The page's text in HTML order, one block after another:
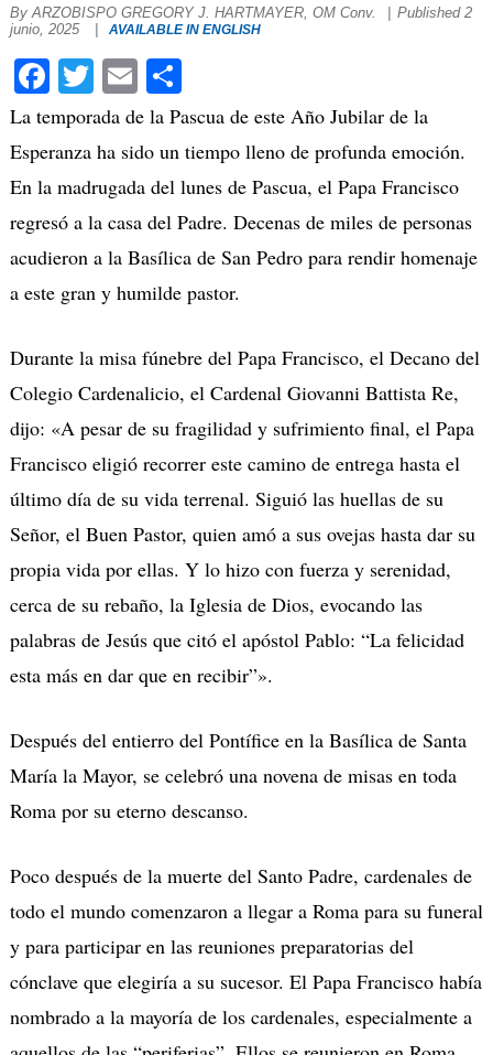
By ARZOBISPO GREGORY J. HARTMAYER, OM Conv.
Published 2
junio, 2025
AVAILABLE IN ENGLISH
Facebook
Twitter
EmailCompartir
La temporada de la Pascua de este Año Jubilar de la
Esperanza ha sido un tiempo lleno de profunda emoción.
En la madrugada del lunes de Pascua, el Papa Francisco
regresó a la casa del Padre. Decenas de miles de personas
acudieron a la Basílica de San Pedro para rendir homenaje
a este gran y humilde pastor.
Durante la misa fúnebre del Papa Francisco, el Decano del
Colegio Cardenalicio, el Cardenal Giovanni Battista Re,
dijo: «A pesar de su fragilidad y sufrimiento final, el Papa
Francisco eligió recorrer este camino de entrega hasta el
último día de su vida terrenal. Siguió las huellas de su
Señor, el Buen Pastor, quien amó a sus ovejas hasta dar su
propia vida por ellas. Y lo hizo con fuerza y ​​serenidad,
cerca de su rebaño, la Iglesia de Dios, evocando las
palabras de Jesús que citó el apóstol Pablo: “La felicidad
esta más en dar que en recibir”».
Después del entierro del Pontífice en la Basílica de Santa
María la Mayor, se celebró una novena de misas en toda
Roma por su eterno descanso.
Poco después de la muerte del Santo Padre, cardenales de
todo el mundo comenzaron a llegar a Roma para su funeral
y para participar en las reuniones preparatorias del
cónclave que elegiría a su sucesor. El Papa Francisco había
nombrado a la mayoría de los cardenales, especialmente a